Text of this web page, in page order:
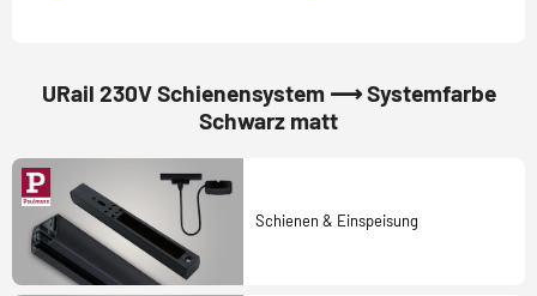
URail 230V Schienensystem ⟶ Systemfarbe
Schwarz matt
Schienen & Einspeisung